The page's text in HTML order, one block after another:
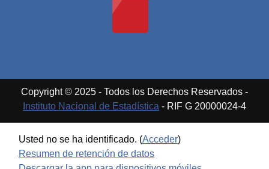
Copyright © 2025 - Todos los Derechos Reservados -
Instituto Nacional de Estadística - RIF G 20000024-4
Usted no se ha identificado. (Acceder)
Resumen de retención de datos